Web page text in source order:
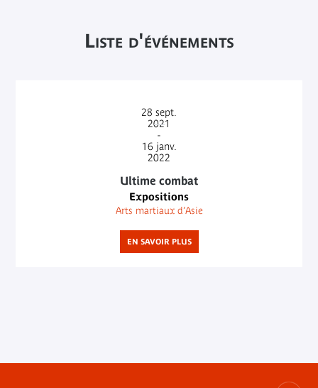
Liste d'événements
28 sept.
2021
-
16 janv.
2022
Ultime combat
Expositions
Arts martiaux d’Asie
EN SAVOIR PLUS